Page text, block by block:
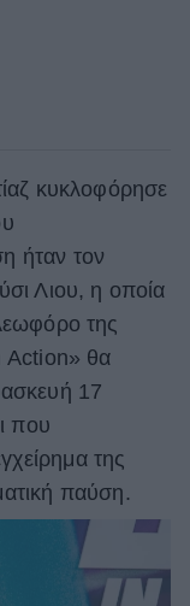
κυκλοφόρησε
ήταν τον
Λιου, η οποία
της
Action» θα
17
που
της
παύση.